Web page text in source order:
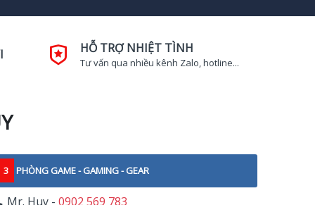
HỖ TRỢ NHIỆT TÌNH
Tư vấn qua nhiều kênh Zalo, hotline...
3 PHÒNG GAME - GAMING - GEAR
Mr. Huy - 0902 569 783